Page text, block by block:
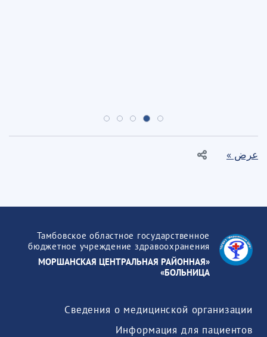
عرض »
Тамбовское областное государственное
бюджетное учреждение здравоохранения
«МОРШАНСКАЯ ЦЕНТРАЛЬНАЯ РАЙОННАЯ
БОЛЬНИЦА»
Сведения о медицинской организации
Информация для пациентов